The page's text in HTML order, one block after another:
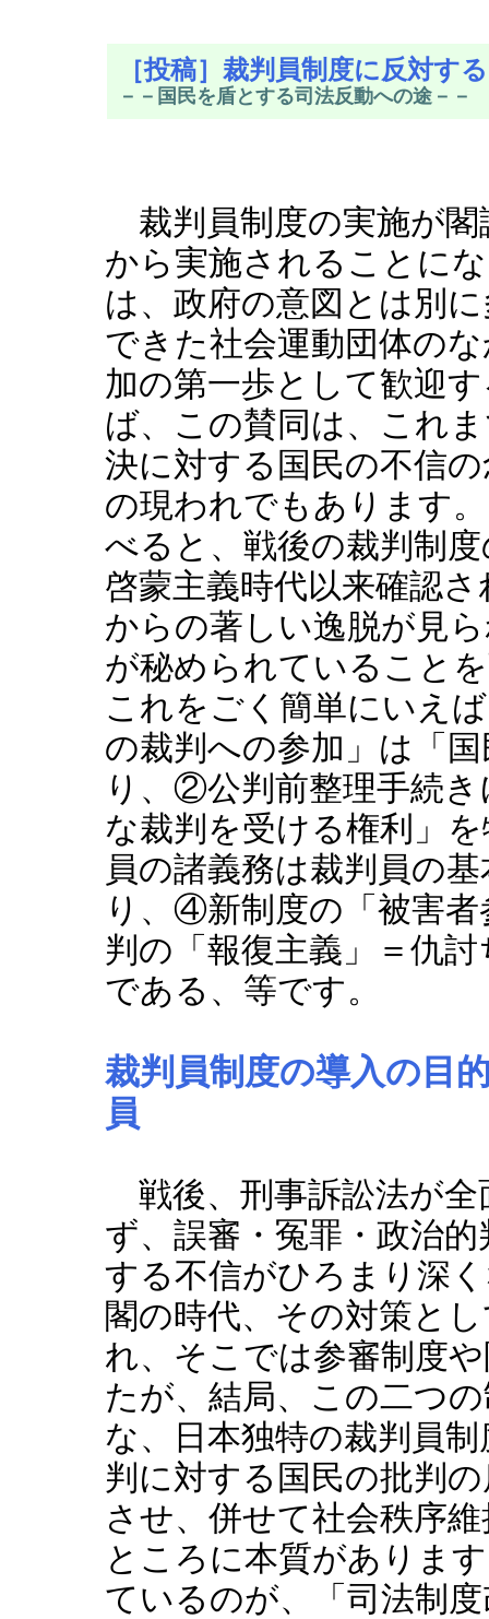
［投稿］裁判員制度に反対する
－－国民を盾とする司法反動への途－－
裁判員制度の実施が閣
から実施されることに
は、政府の意図とは別
できた社会運動団体の
加の第一歩として歓迎
ば、この賛同は、これ
決に対する国民の不信
の現われでもあります
べると、戦後の裁判制
啓蒙主義時代以来確認
からの著しい逸脱が見
が秘められていること
これをごく簡単にいえ
の裁判への参加」は「
り、②公判前整理手続
な裁判を受ける権利」
員の諸義務は裁判員の
り、④新制度の「被害
判の「報復主義」＝仇
である、等です。
裁判員制度の導入の目
員
戦後、刑事訴訟法が全
ず、誤審・冤罪・政治
する不信がひろまり深
閣の時代、その対策と
れ、そこでは参審制度
たが、結局、この二つ
な、日本独特の裁判員
判に対する国民の批判
させ、併せて社会秩序
ところに本質がありま
ているのが、「司法制